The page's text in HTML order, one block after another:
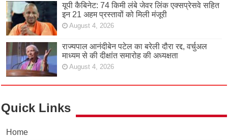
यूपी कैबिनेट: 74 किमी लंबे जेवर लिंक एक्सप्रेसवे सहित
इन 21 अहम प्रस्तावों को मिली मंजूरी
August 4, 2026
राज्यपाल आनंदीबेन पटेल का बरेली दौरा रद्द, वर्चुअल
माध्यम से की दीक्षांत समारोह की अध्यक्षता
August 4, 2026
Quick Links
Home